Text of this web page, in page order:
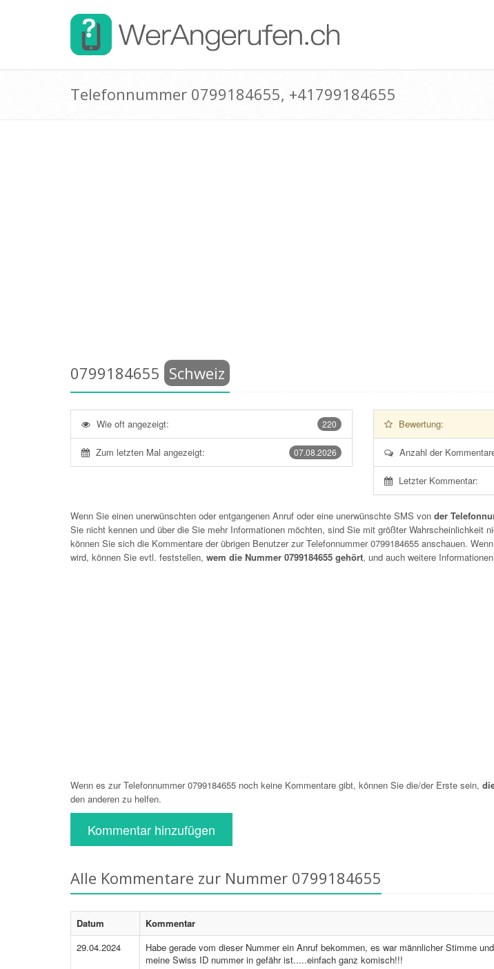
Telefonnummer 0799184655, +41799184655
0799184655 Schweiz
220
Wie oft angezeigt:
07.08.2026
Zum letzten Mal angezeigt:
Bewertung:
Anzahl der
Letzter Kommentar:
Wenn Sie einen unerwünschten oder entgangenen Anruf oder eine unerwünschte SMS von der
Sie nicht kennen und über die Sie mehr Informationen möchten, sind Sie mit größter Wahrscheinlichkeit
können Sie sich die Kommentare der übrigen Benutzer zur Telefonnummer0799184655 anschauen.
wird, können Sie evtl. feststellen, wem die Nummer 0799184655 gehört, und auch weitere
Wenn es zur Telefonnummer 0799184655 noch keine Kommentare gibt, können Sie die/der Erste sein,
den anderen zu helfen.
Kommentar hinzufügen
Alle Kommentare zur Nummer 0799184655
Datum
Kommentar
29.04.2024
Habe gerade vom dieser Nummer ein Anruf bekommen, es war männlicher Stimme
meine Swiss ID nummer in gefähr ist.....einfach ganz komisch!!!